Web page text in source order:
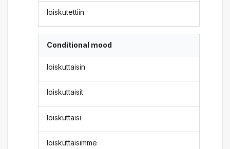
loiskutettiin
Conditional mood
loiskuttaisin
loiskuttaisit
loiskuttaisi
loiskuttaisimme